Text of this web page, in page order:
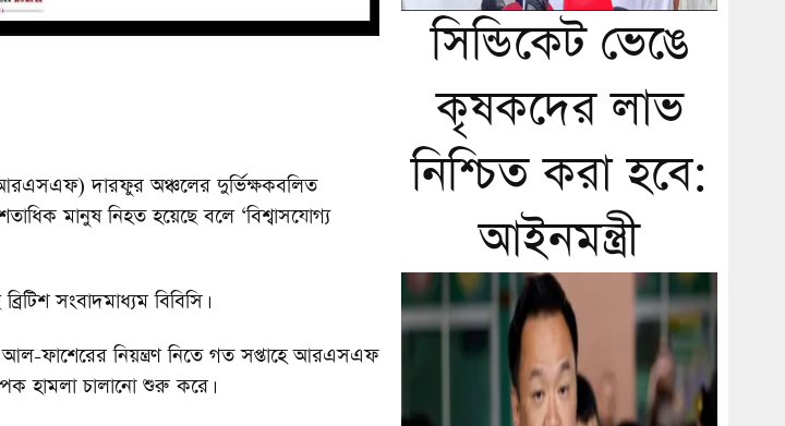
দারফুর অঞ্চলের দুর্ভিক্ষকবলিত
মানুষ নিহত হয়েছে বলে ‘বিশ্বাসযোগ্য
সংবাদমাধ্যম বিবিসি।
ফাশেরের নিয়ন্ত্রণ নিতে গত সপ্তাহে আরএসএফ
হামলা চালানো শুরু করে।
সিন্ডিকেট ভেঙে
কৃষকদের লাভ
নিশ্চিত করা হবে:
আইনমন্ত্রী